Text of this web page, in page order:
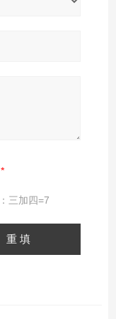
三加四=7